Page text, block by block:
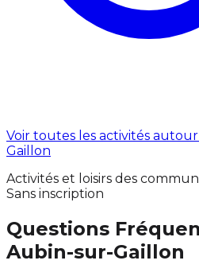
Voir toutes les activités
Gaillon
Activités et loisirs des
Sans inscription
Questions
Aubin-sur-Gaillon